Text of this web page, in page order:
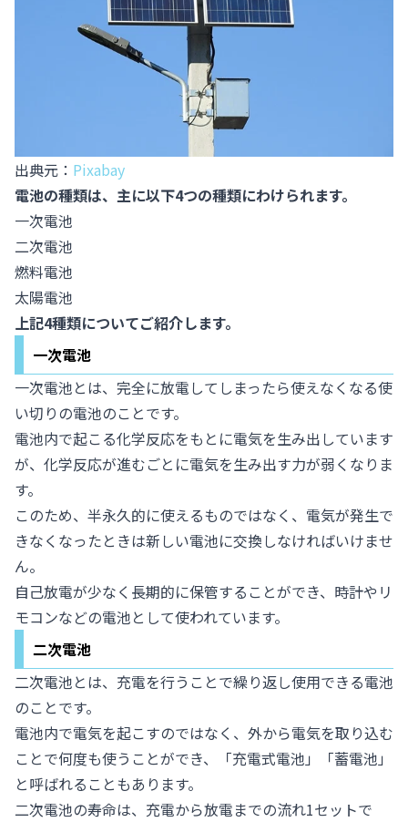
出典元： Pixabay
電池の種類は、主に以下4つの種類にわけられます。
一次電池
二次電池
燃料電池
太陽電池
上記4種類についてご紹介します。
一次電池
一次電池とは、完全に放電してしまったら使えなくなる使
い切りの電池のことです。
電池内で起こる化学反応をもとに電気を生み出しています
が、化学反応が進むごとに電気を生み出す力が弱くなりま
す。
このため、半永久的に使えるものではなく、電気が発生で
きなくなったときは新しい電池に交換しなければいけませ
ん。
自己放電が少なく長期的に保管することができ、時計やリ
モコンなどの電池として使われています。
二次電池
二次電池とは、充電を行うことで繰り返し使用できる電池
のことです。
電池内で電気を起こすのではなく、外から電気を取り込む
ことで何度も使うことができ、「充電式電池」「蓄電池」
と呼ばれることもあります。
二次電池の寿命は、充電から放電までの流れ1セットで